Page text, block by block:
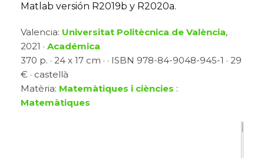
Matlab versión R2019b y R2020a.
Valencia: Universitat Politècnica de València,
2021 · Académica
370 p. · 24 x 17 cm · · ISBN 978-84-9048-945-1 · 29
€ · castellà
Matèria: Matemàtiques i ciències :
Matemàtiques